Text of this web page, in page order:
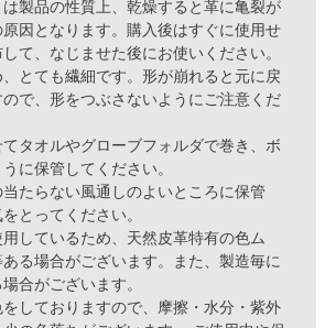
製品の性質上、乾燥すると革に亀裂が
因となります。購入後はすぐに使用せ
て、なじませた後にお使いください。
とても繊細です。形が崩れると元に戻
で、形をつぶさないようにご注意くだ
タオルやグローブフォルダで巻き、ボ
に保管してください。
たらない風通しのよいところに保管
とってください。
しているため、天然皮革特有の色ム
る場合がございます。また、製造毎に
合がございます。
しておりますので、摩擦・水分・紫外